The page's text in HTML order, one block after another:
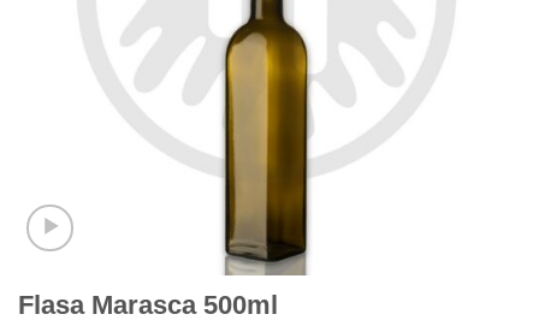
Flasa Marasca 500ml